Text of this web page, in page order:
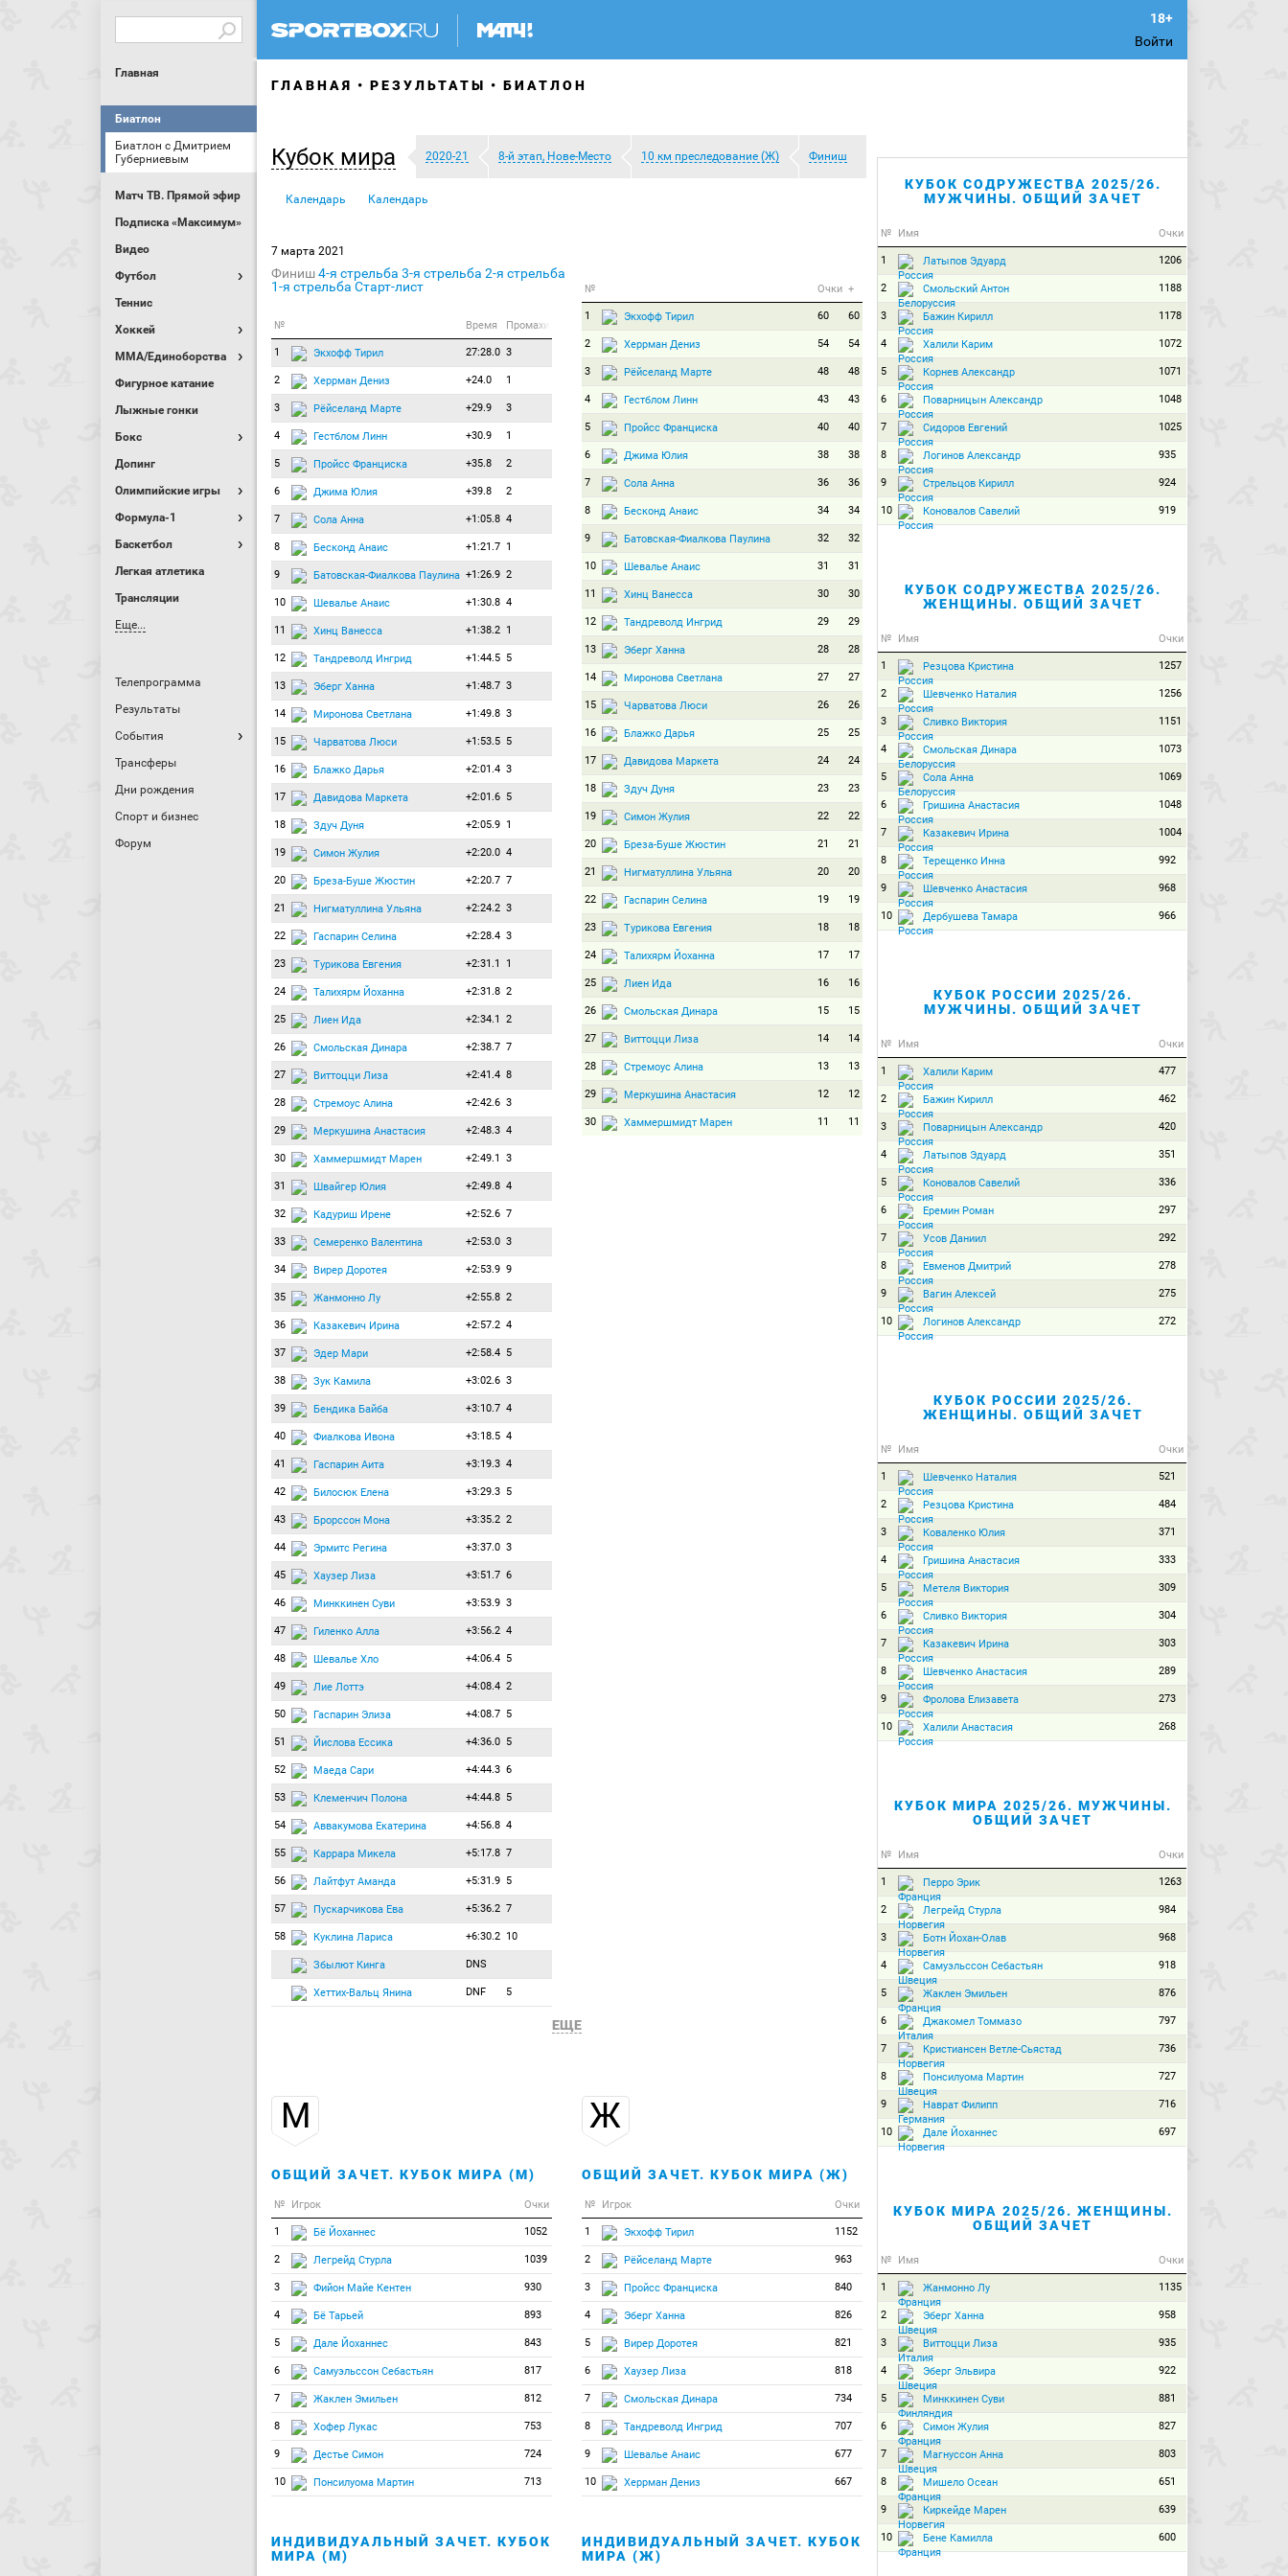
Войти
Главная
Биатлон
Биатлон с Дмитрием
Губерниевым
Матч ТВ. Прямой эфир
Подписка «Максимум»
Видео
Футбол
Теннис
Хоккей
MMA/Единоборства
Фигурное катание
Лыжные гонки
Бокс
Допинг
Олимпийские игры
Формула-1
Баскетбол
Легкая атлетика
Трансляции
Еще...
Телепрограмма
Результаты
События
Трансферы
Дни рождения
Спорт и бизнес
Форум
ГЛАВНАЯ РЕЗУЛЬТАТЫ БИАТЛОН
Кубок мира 2020-21 8-й этап, Нове-Место 10 км преследование (Ж) Финиш
Календарь Календарь
7 марта 2021
Финиш4-я стрельба 3-я стрельба 2-я стрельба
1-я стрельба Старт-лист
№ Время Промахи
1 Экхофф Тирил 27:28.0 3
2 Херрман Дениз +24.0 1
3 Рёйселанд Марте +29.9 3
4 Гестблом Линн +30.9 1
5 Пройсс Франциска +35.8 2
6 Джима Юлия +39.8 2
7 Сола Анна +1:05.8 4
8 Бесконд Анаис +1:21.7 1
9 Батовская-Фиалкова Паулина +1:26.9 2
10 Шевалье Анаис +1:30.8 4
11 Хинц Ванесса +1:38.2 1
12 Тандреволд Ингрид +1:44.5 5
13 Эберг Ханна +1:48.7 3
14 Миронова Светлана +1:49.8 3
15 Чарватова Люси +1:53.5 5
16 Блажко Дарья +2:01.4 3
17 Давидова Маркета +2:01.6 5
18 Здуч Дуня +2:05.9 1
19 Симон Жулия +2:20.0 4
20 Бреза-Буше Жюстин +2:20.7 7
21 Нигматуллина Ульяна +2:24.2 3
22 Гаспарин Селина +2:28.4 3
23 Турикова Евгения +2:31.1 1
24 Талихярм Йоханна +2:31.8 2
25 Лиен Ида +2:34.1 2
26 Смольская Динара +2:38.7 7
27 Виттоцци Лиза +2:41.4 8
28 Стремоус Алина +2:42.6 3
29 Меркушина Анастасия +2:48.3 4
30 Хаммершмидт Марен +2:49.1 3
31 Швайгер Юлия +2:49.8 4
32 Кадуриш Ирене +2:52.6 7
33 Семеренко Валентина +2:53.0 3
34 Вирер Доротея +2:53.9 9
35 Жанмонно Лу +2:55.8 2
36 Казакевич Ирина +2:57.2 4
37 Эдер Мари +2:58.4 5
38 Зук Камила +3:02.6 3
39 Бендика Байба +3:10.7 4
40 Фиалкова Ивона +3:18.5 4
41 Гаспарин Аита +3:19.3 4
42 Билосюк Елена +3:29.3 5
43 Брорссон Мона +3:35.2 2
44 Эрмитс Регина +3:37.0 3
45 Хаузер Лиза +3:51.7 6
46 Минккинен Суви +3:53.9 3
47 Гиленко Алла +3:56.2 4
48 Шевалье Хло +4:06.4 5
49 Лие Лоттэ +4:08.4 2
50 Гаспарин Элиза +4:08.7 5
51 Йислова Ессика +4:36.0 5
52 Маеда Сари +4:44.3 6
53 Клеменчич Полона +4:44.8 5
54 Аввакумова Екатерина +4:56.8 4
55 Каррара Микела +5:17.8 7
56 Лайтфут Аманда +5:31.9 5
57 Пускарчикова Ева +5:36.2 7
58 Куклина Лариса +6:30.2 10
Збылют Кинга DNS
Хеттих-Вальц Янина DNF 5
№ Очки +
1 Экхофф Тирил 60 60
2 Херрман Дениз 54 54
3 Рёйселанд Марте 48 48
4 Гестблом Линн 43 43
5 Пройсс Франциска 40 40
6 Джима Юлия 38 38
7 Сола Анна 36 36
8 Бесконд Анаис 34 34
9 Батовская-Фиалкова Паулина 32 32
10 Шевалье Анаис 31 31
11 Хинц Ванесса 30 30
12 Тандреволд Ингрид 29 29
13 Эберг Ханна 28 28
14 Миронова Светлана 27 27
15 Чарватова Люси 26 26
16 Блажко Дарья 25 25
17 Давидова Маркета 24 24
18 Здуч Дуня 23 23
19 Симон Жулия 22 22
20 Бреза-Буше Жюстин 21 21
21 Нигматуллина Ульяна 20 20
22 Гаспарин Селина 19 19
23 Турикова Евгения 18 18
24 Талихярм Йоханна 17 17
25 Лиен Ида 16 16
26 Смольская Динара 15 15
27 Виттоцци Лиза 14 14
28 Стремоус Алина 13 13
29 Меркушина Анастасия 12 12
30 Хаммершмидт Марен 11 11
ЕЩЕ
М
ОБЩИЙ ЗАЧЕТ. КУБОК МИРА (М)
№ Игрок Очки
1 Бё Йоханнес 1052
2 Легрейд Стурла 1039
3 Фийон Майе Кентен 930
4 Бё Тарьей 893
5 Дале Йоханнес 843
6 Самуэльссон Себастьян 817
7 Жаклен Эмильен 812
8 Хофер Лукас 753
9 Дестье Симон 724
10 Понсилуома Мартин 713
ИНДИВИДУАЛЬНЫЙ ЗАЧЕТ. КУБОК
МИРА (М)
Ж
ОБЩИЙ ЗАЧЕТ. КУБОК МИРА (Ж)
№ Игрок Очки
1 Экхофф Тирил 1152
2 Рёйселанд Марте 963
3 Пройсс Франциска 840
4 Эберг Ханна 826
5 Вирер Доротея 821
6 Хаузер Лиза 818
7 Смольская Динара 734
8 Тандреволд Ингрид 707
9 Шевалье Анаис 677
10 Херрман Дениз 667
ИНДИВИДУАЛЬНЫЙ ЗАЧЕТ. КУБОК
МИРА (Ж)
КУБОК СОДРУЖЕСТВА 2025/26.
МУЖЧИНЫ. ОБЩИЙ ЗАЧЕТ
№ Имя Очки
1 Латыпов Эдуард 1206
2 Смольский Антон 1188
3 Бажин Кирилл 1178
4 Халили Карим 1072
5 Корнев Александр 1071
6 Поварницын Александр 1048
7 Сидоров Евгений 1025
8 Логинов Александр 935
9 Стрельцов Кирилл 924
10 Коновалов Савелий 919
КУБОК СОДРУЖЕСТВА 2025/26.
ЖЕНЩИНЫ. ОБЩИЙ ЗАЧЕТ
№ Имя Очки
1 Резцова Кристина 1257
2 Шевченко Наталия 1256
3 Сливко Виктория 1151
4 Смольская Динара 1073
5 Сола Анна 1069
6 Гришина Анастасия 1048
7 Казакевич Ирина 1004
8 Терещенко Инна 992
9 Шевченко Анастасия 968
10 Дербушева Тамара 966
КУБОК РОССИИ 2025/26.
МУЖЧИНЫ. ОБЩИЙ ЗАЧЕТ
№ Имя Очки
1 Халили Карим 477
2 Бажин Кирилл 462
3 Поварницын Александр 420
4 Латыпов Эдуард 351
5 Коновалов Савелий 336
6 Еремин Роман 297
7 Усов Даниил 292
8 Евменов Дмитрий 278
9 Вагин Алексей 275
10 Логинов Александр 272
КУБОК РОССИИ 2025/26.
ЖЕНЩИНЫ. ОБЩИЙ ЗАЧЕТ
№ Имя Очки
1 Шевченко Наталия 521
2 Резцова Кристина 484
3 Коваленко Юлия 371
4 Гришина Анастасия 333
5 Метеля Виктория 309
6 Сливко Виктория 304
7 Казакевич Ирина 303
8 Шевченко Анастасия 289
9 Фролова Елизавета 273
10 Халили Анастасия 268
КУБОК МИРА 2025/26. МУЖЧИНЫ.
ОБЩИЙ ЗАЧЕТ
№ Имя Очки
1 Перро Эрик 1263
2 Легрейд Стурла 984
3 Ботн Йохан-Олав 968
4 Самуэльссон Себастьян 918
5 Жаклен Эмильен 876
6 Джакомел Томмазо 797
7 Кристиансен Ветле-Сьястад 736
8 Понсилуома Мартин 727
9 Наврат Филипп 716
10 Дале Йоханнес 697
КУБОК МИРА 2025/26. ЖЕНЩИНЫ.
ОБЩИЙ ЗАЧЕТ
№ Имя Очки
1 Жанмонно Лу 1135
2 Эберг Ханна 958
3 Виттоцци Лиза 935
4 Эберг Эльвира 922
5 Минккинен Суви 881
6 Симон Жулия 827
7 Магнуссон Анна 803
8 Мишело Осеан 651
9 Киркейде Марен 639
10 Бене Камилла 600